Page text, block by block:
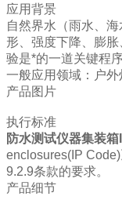
应用背景
自然界水（雨水、
形、强度下降、膨
验是*的一道关键程
一般应用领域：户
产品图片
执行标准
防水测试仪器集装
enclosures(IP
9.2.9条款的要求。
产品细节